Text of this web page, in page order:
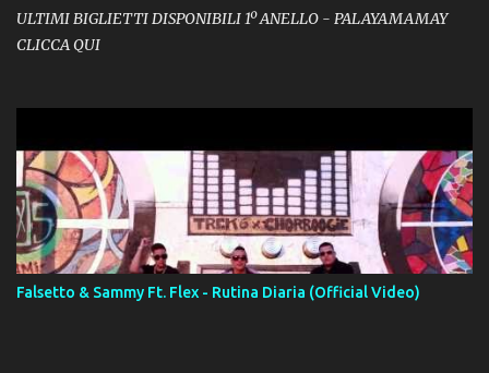
ULTIMI BIGLIETTI DISPONIBILI 1º ANELLO - PALAYAMAMAY
CLICCA QUI
Falsetto & Sammy Ft. Flex - Rutina Diaria (Official Video)